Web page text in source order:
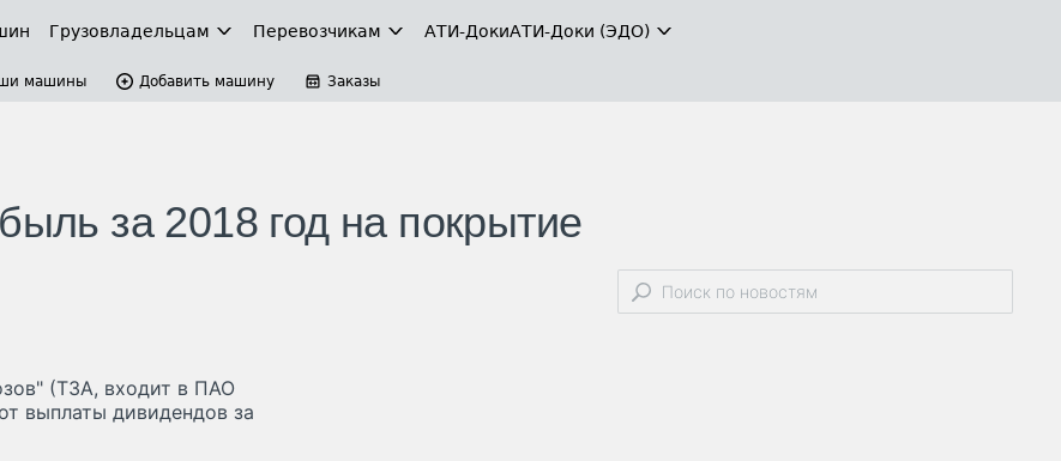
Грузовладельцам Перевозчикам АТИ-ДокиАТИ-Доки (ЭДО)
машины Добавить машину Заказы
за 2018 год на покрытие
(ТЗА, входит в ПАО
выплаты дивидендов за